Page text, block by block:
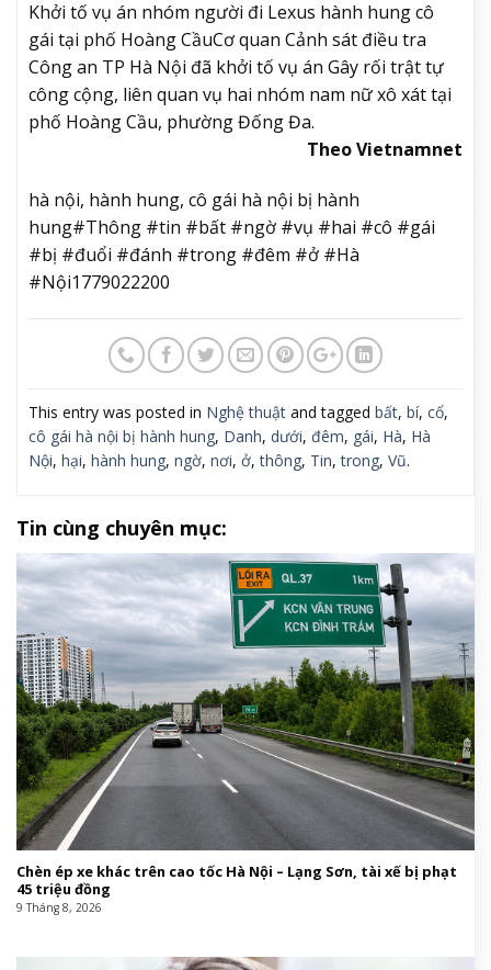
Khởi tố vụ án nhóm người đi Lexus hành hung cô
gái tại phố Hoàng CầuCơ quan Cảnh sát điều tra
Công an TP Hà Nội đã khởi tố vụ án Gây rối trật tự
công cộng, liên quan vụ hai nhóm nam nữ xô xát tại
phố Hoàng Cầu, phường Đống Đa.
Theo Vietnamnet
hà nội, hành hung, cô gái hà nội bị hành
hung#Thông #tin #bất #ngờ #vụ #hai #cô #gái
#bị #đuổi #đánh #trong #đêm #ở #Hà
#Nội1779022200
This entry was posted in Nghệ thuật and tagged bất, bí, cổ,
cô gái hà nội bị hành hung, Danh, dưới, đêm, gái, Hà, Hà
Nội, hại, hành hung, ngờ, nơi, ở,thông, Tin,trong, Vũ.
Tin cùng chuyên mục:
Chèn ép xe khác trên cao tốc Hà Nội – Lạng Sơn, tài xế bị phạt
45 triệu đồng
9 Tháng 8, 2026